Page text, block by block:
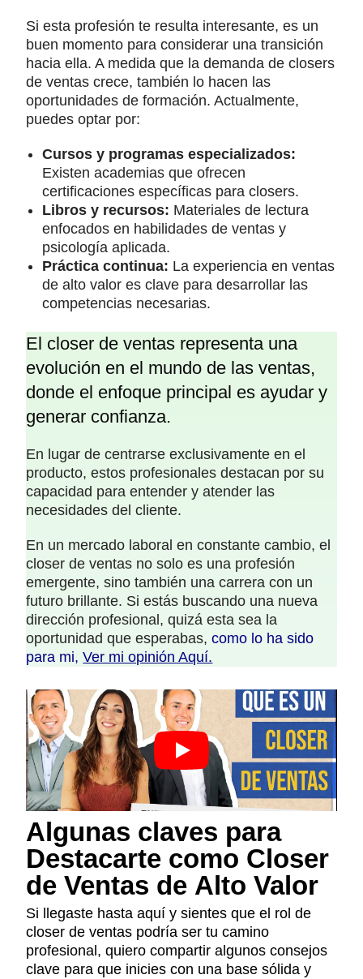
Si esta profesión te resulta interesante, es un
buen momento para considerar una transición
hacia ella. A medida que la demanda de closers
de ventas crece, también lo hacen las
oportunidades de formación. Actualmente,
puedes optar por:
Cursos y programas especializados:
Existen academias que ofrecen
certificaciones específicas para closers.
Libros y recursos: Materiales de lectura
enfocados en habilidades de ventas y
psicología aplicada.
Práctica continua: La experiencia en ventas
de alto valor es clave para desarrollar las
competencias necesarias.
El closer de ventas representa una
evolución en el mundo de las ventas,
donde el enfoque principal es ayudar y
generar confianza.
En lugar de centrarse exclusivamente en el
producto, estos profesionales destacan por su
capacidad para entender y atender las
necesidades del cliente.
En un mercado laboral en constante cambio, el
closer de ventas no solo es una profesión
emergente, sino también una carrera con un
futuro brillante. Si estás buscando una nueva
dirección profesional, quizá esta sea la
oportunidad que esperabas,como lo ha sido
para mi,Ver mi opinión Aquí.
Algunas claves para
Destacarte como Closer
de Ventas de Alto Valor
Si llegaste hasta aquí y sientes que el rol de
closer de ventas podría ser tu camino
profesional, quiero compartir algunos consejos
clave para que inicies con una base sólida y